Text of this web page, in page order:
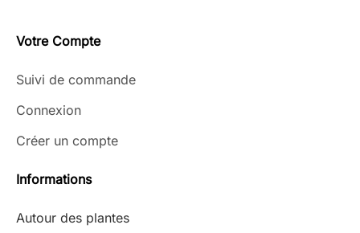
Votre Compte
Suivi de commande
Connexion
Créer un compte
Informations
Autour des plantes